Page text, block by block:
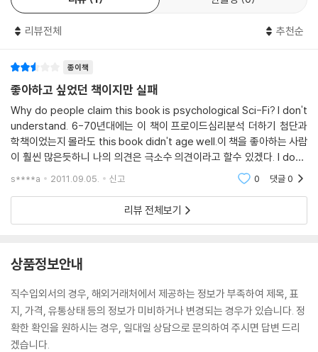
리뷰전체 추천순
종이책
좋아하고 싶었던 책이지만 실패
Why do people claim this book is psychological Sci-Fi? I don't
understand. 6-70년대에는 이 책이 프로이드심리분석 더하기 첨단과
학책이었는지 몰라도 this book didn't age well.이 책을 좋아하는 사람
이 훨씬 많은듯하니 나의 의견은 극소수 의견이라고 할수 있겠다. I don't
hate this book, but I don't think it's great either. I managed to f
s****a 2011.09.05. 신고 0 댓글0
리뷰 전체보기
상품정보안내
직수입외서의 경우, 해외거래처에서 제공하는 정보가 부족하여 제목, 표
지, 가격, 유통상태 등의 정보가 미비하거나 변경되는 경우가 있습니다. 정
확한 확인을 원하시는 경우, 일대일 상담으로 문의하여 주시면 답변 드리
겠습니다.